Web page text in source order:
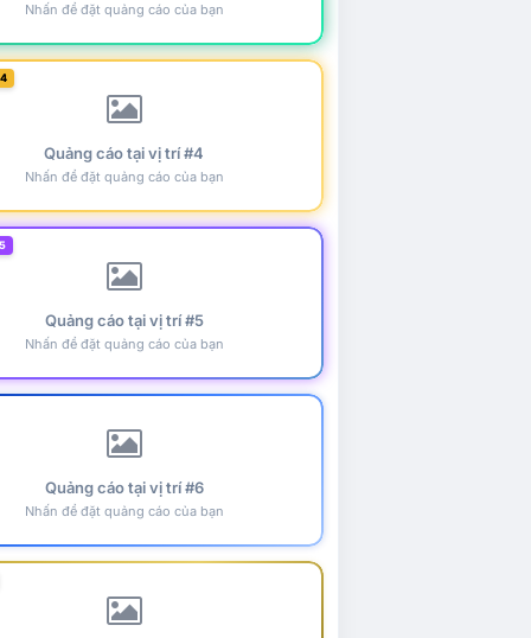
Nhấn để đặt quảng cáo của bạn
Quảng cáo tại vị trí #4
Nhấn để đặt quảng cáo của bạn
Quảng cáo tại vị trí #5
Nhấn để đặt quảng cáo của bạn
Quảng cáo tại vị trí #6
Nhấn để đặt quảng cáo của bạn